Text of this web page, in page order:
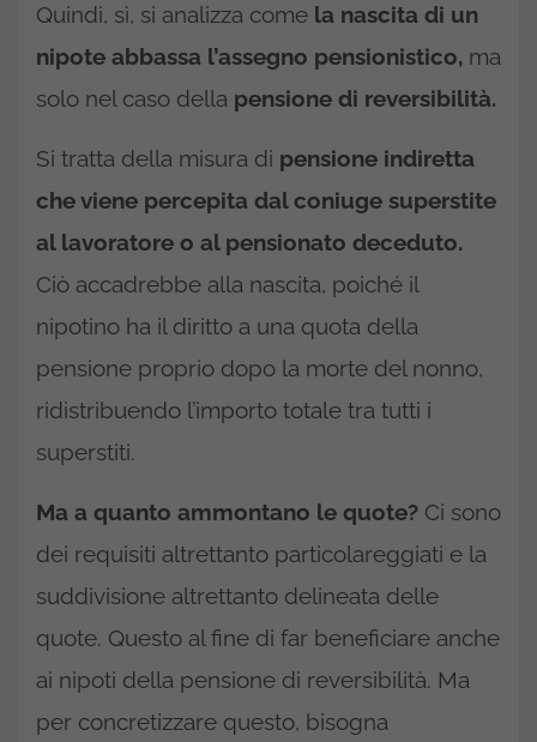
Quindi, sì, si analizza come la nascita di un
nipote abbassa l’assegno pensionistico, ma
solo nel caso della pensione di reversibilità.
Si tratta della misura di pensione indiretta
che viene percepita dal coniuge superstite
al lavoratore o al pensionato deceduto.
Ciò accadrebbe alla nascita, poiché il
nipotino ha il diritto a una quota della
pensione proprio dopo la morte del nonno,
ridistribuendo l’importo totale tra tutti i
superstiti.
Ma a quanto ammontano le quote? Ci sono
dei requisiti altrettanto particolareggiati e la
suddivisione altrettanto delineata delle
quote. Questo al fine di far beneficiare anche
ai nipoti della pensione di reversibilità. Ma
per concretizzare questo, bisogna